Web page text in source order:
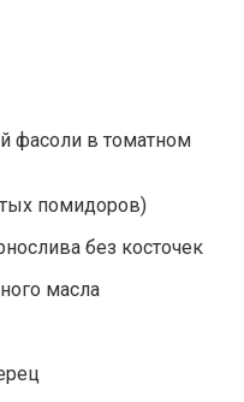
фасоли в томатном
помидоров)
без косточек
масла